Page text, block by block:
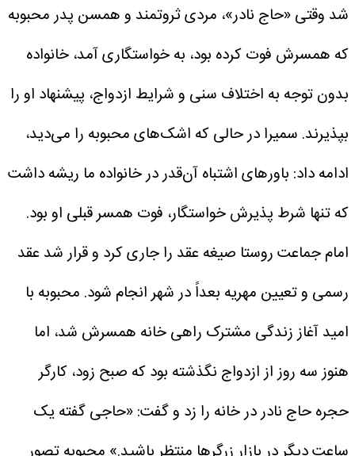
شد وقتی «حاج نادر»، مردی ثروتمند و همسن پدر محبوبه
که همسرش فوت کرده بود، به خواستگاری آمد، خانواده
بدون توجه به اختلاف سنی و شرایط ازدواج، پیشنهاد او را
بپذیرند. سمیرا در حالی که اشک‌های محبوبه را می‌دید،
ادامه داد: باورهای اشتباه آن‌قدر در خانواده ما ریشه داشت
که تنها شرط پذیرش خواستگار، فوت همسر قبلی او بود.
امام جماعت روستا صیغه عقد را جاری کرد و قرار شد عقد
رسمی و تعیین مهریه بعداً در شهر انجام شود. محبوبه با
امید آغاز زندگی مشترک راهی خانه همسرش شد، اما
هنوز سه روز از ازدواج نگذشته بود که صبح زود، کارگر
حجره حاج نادر در خانه را زد و گفت: «حاجی گفته یک